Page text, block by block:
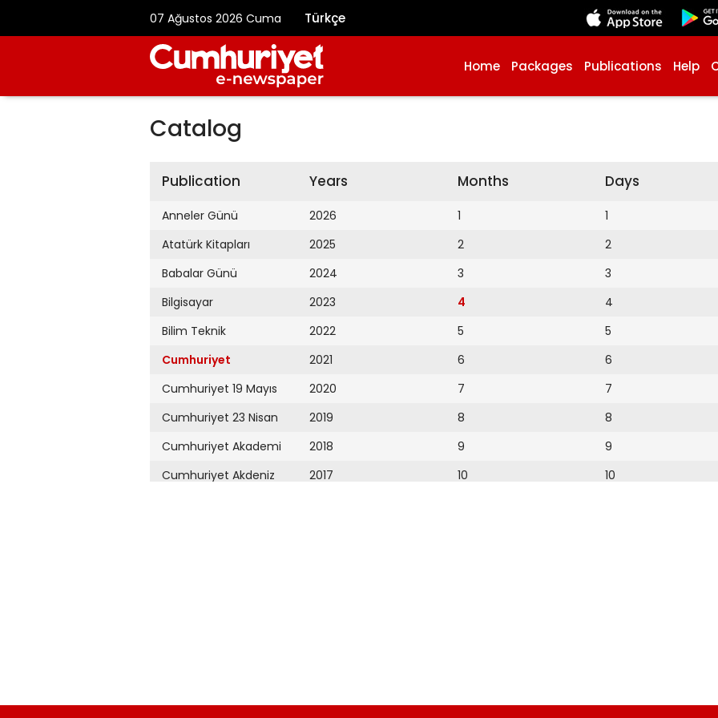
07 Ağustos 2026 Cuma Türkçe
Home Packages Publications Help
Catalog
Publication
Anneler Günü
Atatürk Kitapları
Babalar Günü
Bilgisayar
Bilim Teknik
Cumhuriyet
Cumhuriyet 19 Mayıs
Cumhuriyet 23 Nisan
Cumhuriyet Akademi
Cumhuriyet Akdeniz
Cumhuriyet Çevre
Years
2026
2025
2024
2023
2022
2021
2020
2019
2018
2017
2009
Months
1
2
3
4
5
6
7
8
9
10
Days
1
2
3
4
5
6
7
8
9
10
18